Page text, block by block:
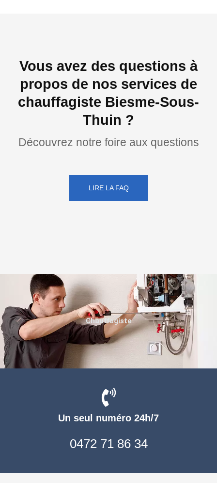
Vous avez des questions à
propos de nos services de
chauffagiste Biesme-Sous-
Thuin ?
Découvrez notre foire aux questions
LIRE LA FAQ
Un seul numéro 24h/7
0472 71 86 34
Chauffagiste